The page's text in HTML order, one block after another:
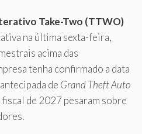
Take-Two (TTWO)
na última sexta-feira,
acima das
tenha confirmado a data
de Grand Theft Auto
de 2027 pesaram sobre